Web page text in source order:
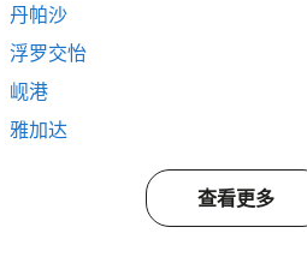
丹帕沙
浮罗交怡
岘港
雅加达
查看更多